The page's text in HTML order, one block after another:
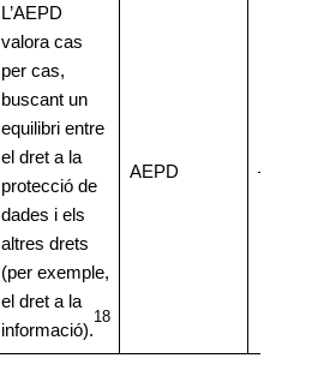
L’AEPD
valora cas
per cas,
buscant un
equilibri entre
el dret a la
protecció de
dades i els
altres drets
(per exemple,
el dret a la
informació).
18
AEPD –